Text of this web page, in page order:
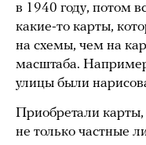
в 1940 году, потом
какие-то карты,
на схемы, чем на
масштаба.
улицы были
Приобретали
не только частные